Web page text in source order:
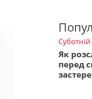
Суботній
Як
перед